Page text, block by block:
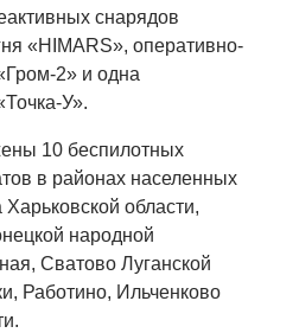
снарядов
«HIMARS», оперативно-
2» и одна
У».
10 беспилотных
в районах населенных
области,
народной
Сватово Луганской
Работино, Ильченково